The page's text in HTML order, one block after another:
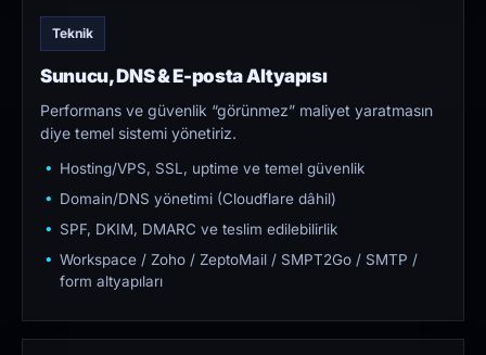
Teknik
Sunucu, DNS & E-posta Altyapısı
Performans ve güvenlik “görünmez” maliyet yaratmasın
diye temel sistemi yönetiriz.
Hosting/VPS, SSL, uptime ve temel güvenlik
Domain/DNS yönetimi (Cloudflare dâhil)
SPF, DKIM, DMARC ve teslim edilebilirlik
Workspace / Zoho / ZeptoMail / SMPT2Go / SMTP /
form altyapıları